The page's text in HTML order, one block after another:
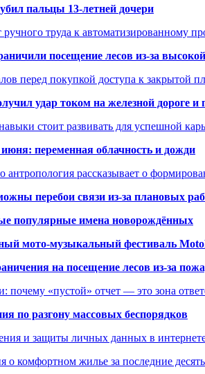
пальцы 13-летней дочери
труда к автоматизированному
посещение лесов из-за
перед покупкой доступа к закрытой
удар током на железной дороге
стоит развивать для успешной
переменная облачность и дожди
антропология рассказывает о
перебои связи из-за плановых
популярные имена новорождённых
мото-музыкальный фестиваль
на посещение лесов из-за
почему «пустой» отчет — это зона
по разгону массовых беспорядков
и защиты личных данных в
о комфортном жилье за последние